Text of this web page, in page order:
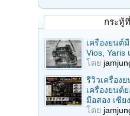
กระทู้
เครื่องยนต์มื
Vios, Yaris
โดย
รีวิวเครื่อง
เครื่องยนต์
มือสอง เซีย
โดย